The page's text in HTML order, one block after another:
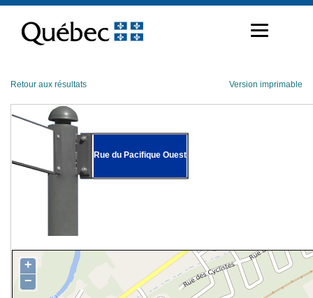
contenu
Retour aux résultats Version imprimable
Rue du Pacifique Ouest
+
−